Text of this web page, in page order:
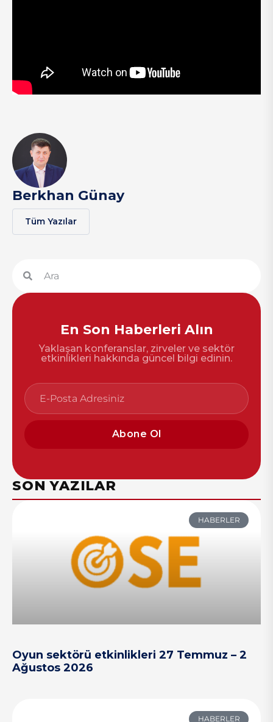
Berkhan Günay
Tüm Yazılar
En Son Haberleri Alın
Yaklaşan konferanslar, zirveler ve sektör
etkinlikleri hakkında güncel bilgi edinin.
Abone Ol
SON YAZILAR
HABERLER
Oyun sektörü etkinlikleri 27 Temmuz – 2
Ağustos 2026
HABERLER